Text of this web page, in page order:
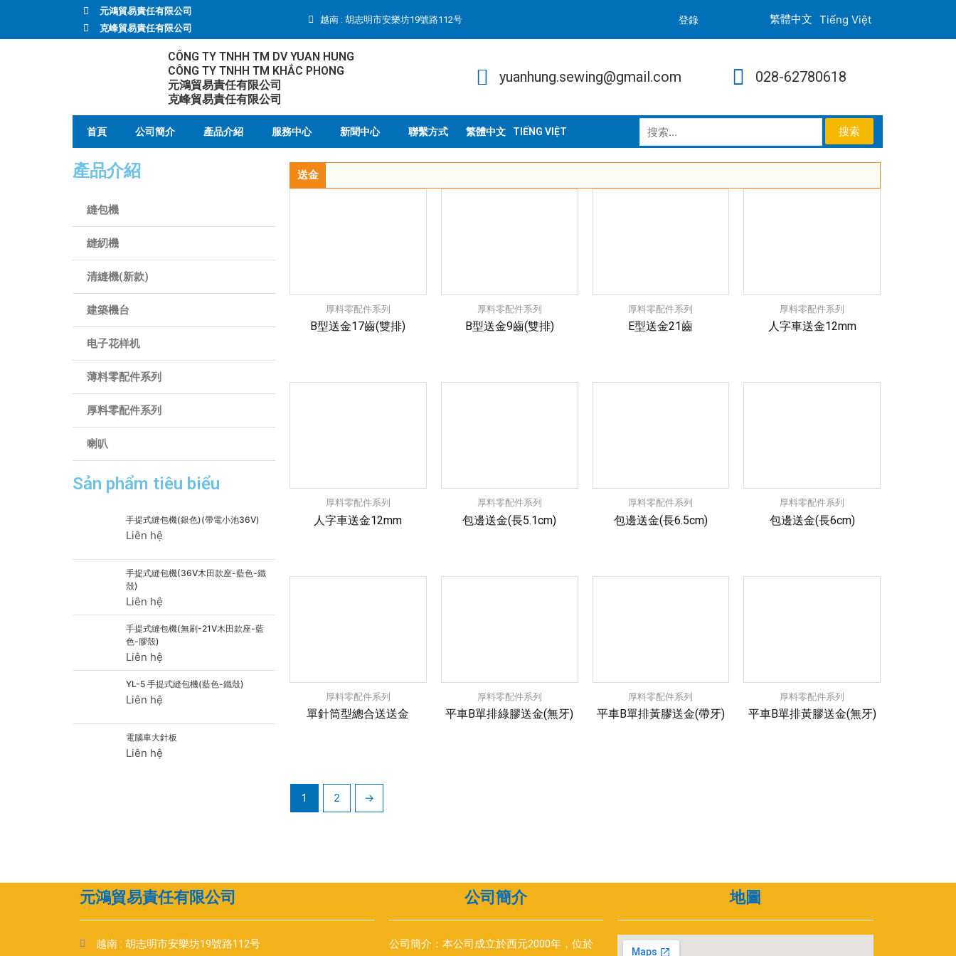
元鴻貿易責任有限公司
克峰貿易責任有限公司
越南 : 胡志明市安樂坊19號路112号 登錄 Tiếng Việt
CÔNG TY TNHH TM DV YUAN HUNG
CÔNG TY TNHH TM KHẮC PHONG
元鴻貿易責任有限公司
克峰貿易責任有限公司
yuanhung.sewing@gmail.com 028-62780618
首頁 公司簡介 產品介紹 服務中心 新聞中心 聯繫方式 TIẾNG VIỆT
產品介紹
縫包機
縫紉機
清縫機(新款)
建築機台
电子花样机
薄料零配件系列
厚料零配件系列
喇叭
Sản phẩm tiêu biểu
手提式縫包機(銀色)(帶電小池36V)
Liên hệ
手提式縫包機(36V木田款座-藍色-鐵
殼)
Liên hệ
手提式縫包機(無刷-21V木田款座-藍
色-膠殼)
Liên hệ
YL-5 手提式縫包機(藍色-鐵殼)
Liên hệ
電腦車大針板
Liên hệ
送金
厚料零配件系列
B型送金17齒(雙排)
厚料零配件系列
B型送金9齒(雙排)
厚料零配件系列
E型送金21齒
厚料零配件系列
人字車送金12mm
厚料零配件系列
人字車送金12mm
厚料零配件系列
包邊送金(長5.1cm)
厚料零配件系列
包邊送金(長6.5cm)
厚料零配件系列
包邊送金(長6cm)
厚料零配件系列
單針筒型總合送送金
厚料零配件系列
平車B單排綠膠送金(無牙)
厚料零配件系列
平車B單排黃膠送金(帶牙)
厚料零配件系列
平車B單排黃膠送金(無牙)
1 2 →
元鴻貿易責任有限公司
越南 : 胡志明市安樂坊19號路112号
公司簡介
公司簡介：本公司成立於西元2000年，位於
地圖